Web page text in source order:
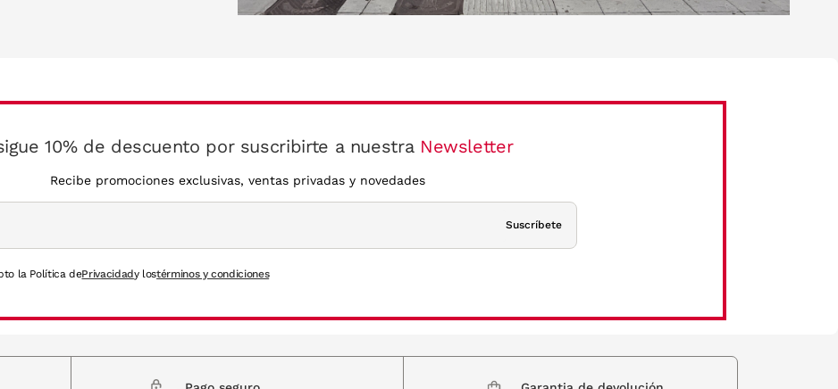
10% de descuento por suscribirte a nuestra Newsletter
Recibe promociones exclusivas, ventas privadas y novedades
Suscríbete
la Política dePrivacidady lostérminos y condiciones